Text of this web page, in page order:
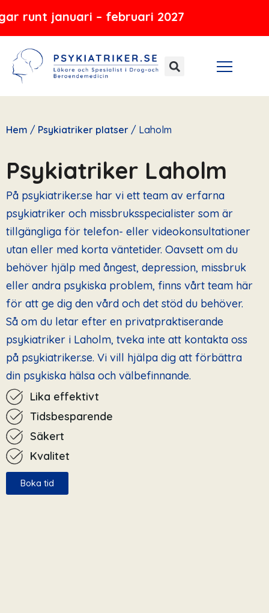
– februari 2027
innehåll
Hem / Psykiatriker platser / Laholm
Psykiatriker Laholm
På psykiatriker.se har vi ett team av erfarna
psykiatriker och missbruksspecialister som är
tillgängliga för telefon- eller videokonsultationer
utan eller med korta väntetider. Oavsett om du
behöver hjälp med ångest, depression, missbruk
eller andra psykiska problem, finns vårt team här
för att ge dig den vård och det stöd du behöver.
Så om du letar efter en privatpraktiserande
psykiatriker i Laholm, tveka inte att kontakta oss
på psykiatriker.se. Vi vill hjälpa dig att förbättra
din psykiska hälsa och välbefinnande.
Lika effektivt
Tidsbesparende
Säkert
Kvalitet
Boka tid